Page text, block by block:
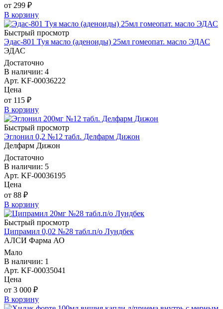
от 299 ₽
В корзину
Быстрый просмотр
Эдас-801 Туя масло (аденоиды) 25мл гомеопат. масло ЭДАС
ЭДАС
Достаточно
В наличии: 4
Арт. KF-00036222
Цена
от 115 ₽
В корзину
Быстрый просмотр
Эглонил 0,2 №12 табл. Делфарм Дижон
Делфарм Дижон
Достаточно
В наличии: 5
Арт. KF-00036195
Цена
от 88 ₽
В корзину
Быстрый просмотр
Ципрамил 0,02 №28 табл.п/о Лундбек
АЛСИ Фарма АО
Мало
В наличии: 1
Арт. KF-00035041
Цена
от 3 000 ₽
В корзину